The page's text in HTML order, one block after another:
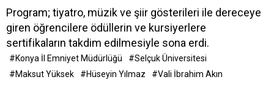
Program; tiyatro, müzik ve şiir gösterileri ile dereceye
giren öğrencilere ödüllerin ve kursiyerlere
sertifikaların takdim edilmesiyle sona erdi.
#Konya İl Emniyet Müdürlüğü
#Selçuk Üniversitesi
#Maksut Yüksek
#Hüseyin Yılmaz #Vali İbrahim Akın